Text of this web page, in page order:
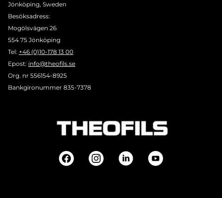
Jönköping, Sweden
Besöksadress:
Mogölsvägen 26
554 75 Jönköping
Tel: +46 (0)10-178 13 00
Epost: info@theofils.se
Org. nr 556154-8925
Bankgironummer 835-7378